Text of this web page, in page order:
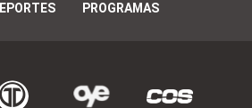
PROGRAMAS